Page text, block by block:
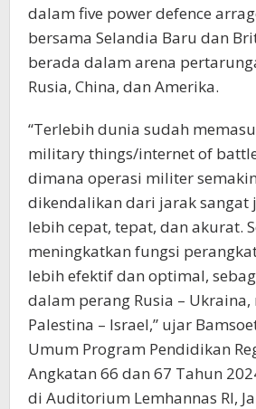
dalam five power defence
bersama Selandia Baru dan
berada dalam arena
Rusia, China, dan Amerika.
“Terlebih dunia sudah
military things/internet of
dimana operasi militer
dikendalikan dari jarak sangat
lebih cepat, tepat, dan akurat.
meningkatkan fungsi
lebih efektif dan optimal,
dalam perang Rusia –
Palestina – Israel,” ujar
Umum Program Pendidikan
Angkatan 66 dan 67 Tahun
di Auditorium Lemhannas RI,